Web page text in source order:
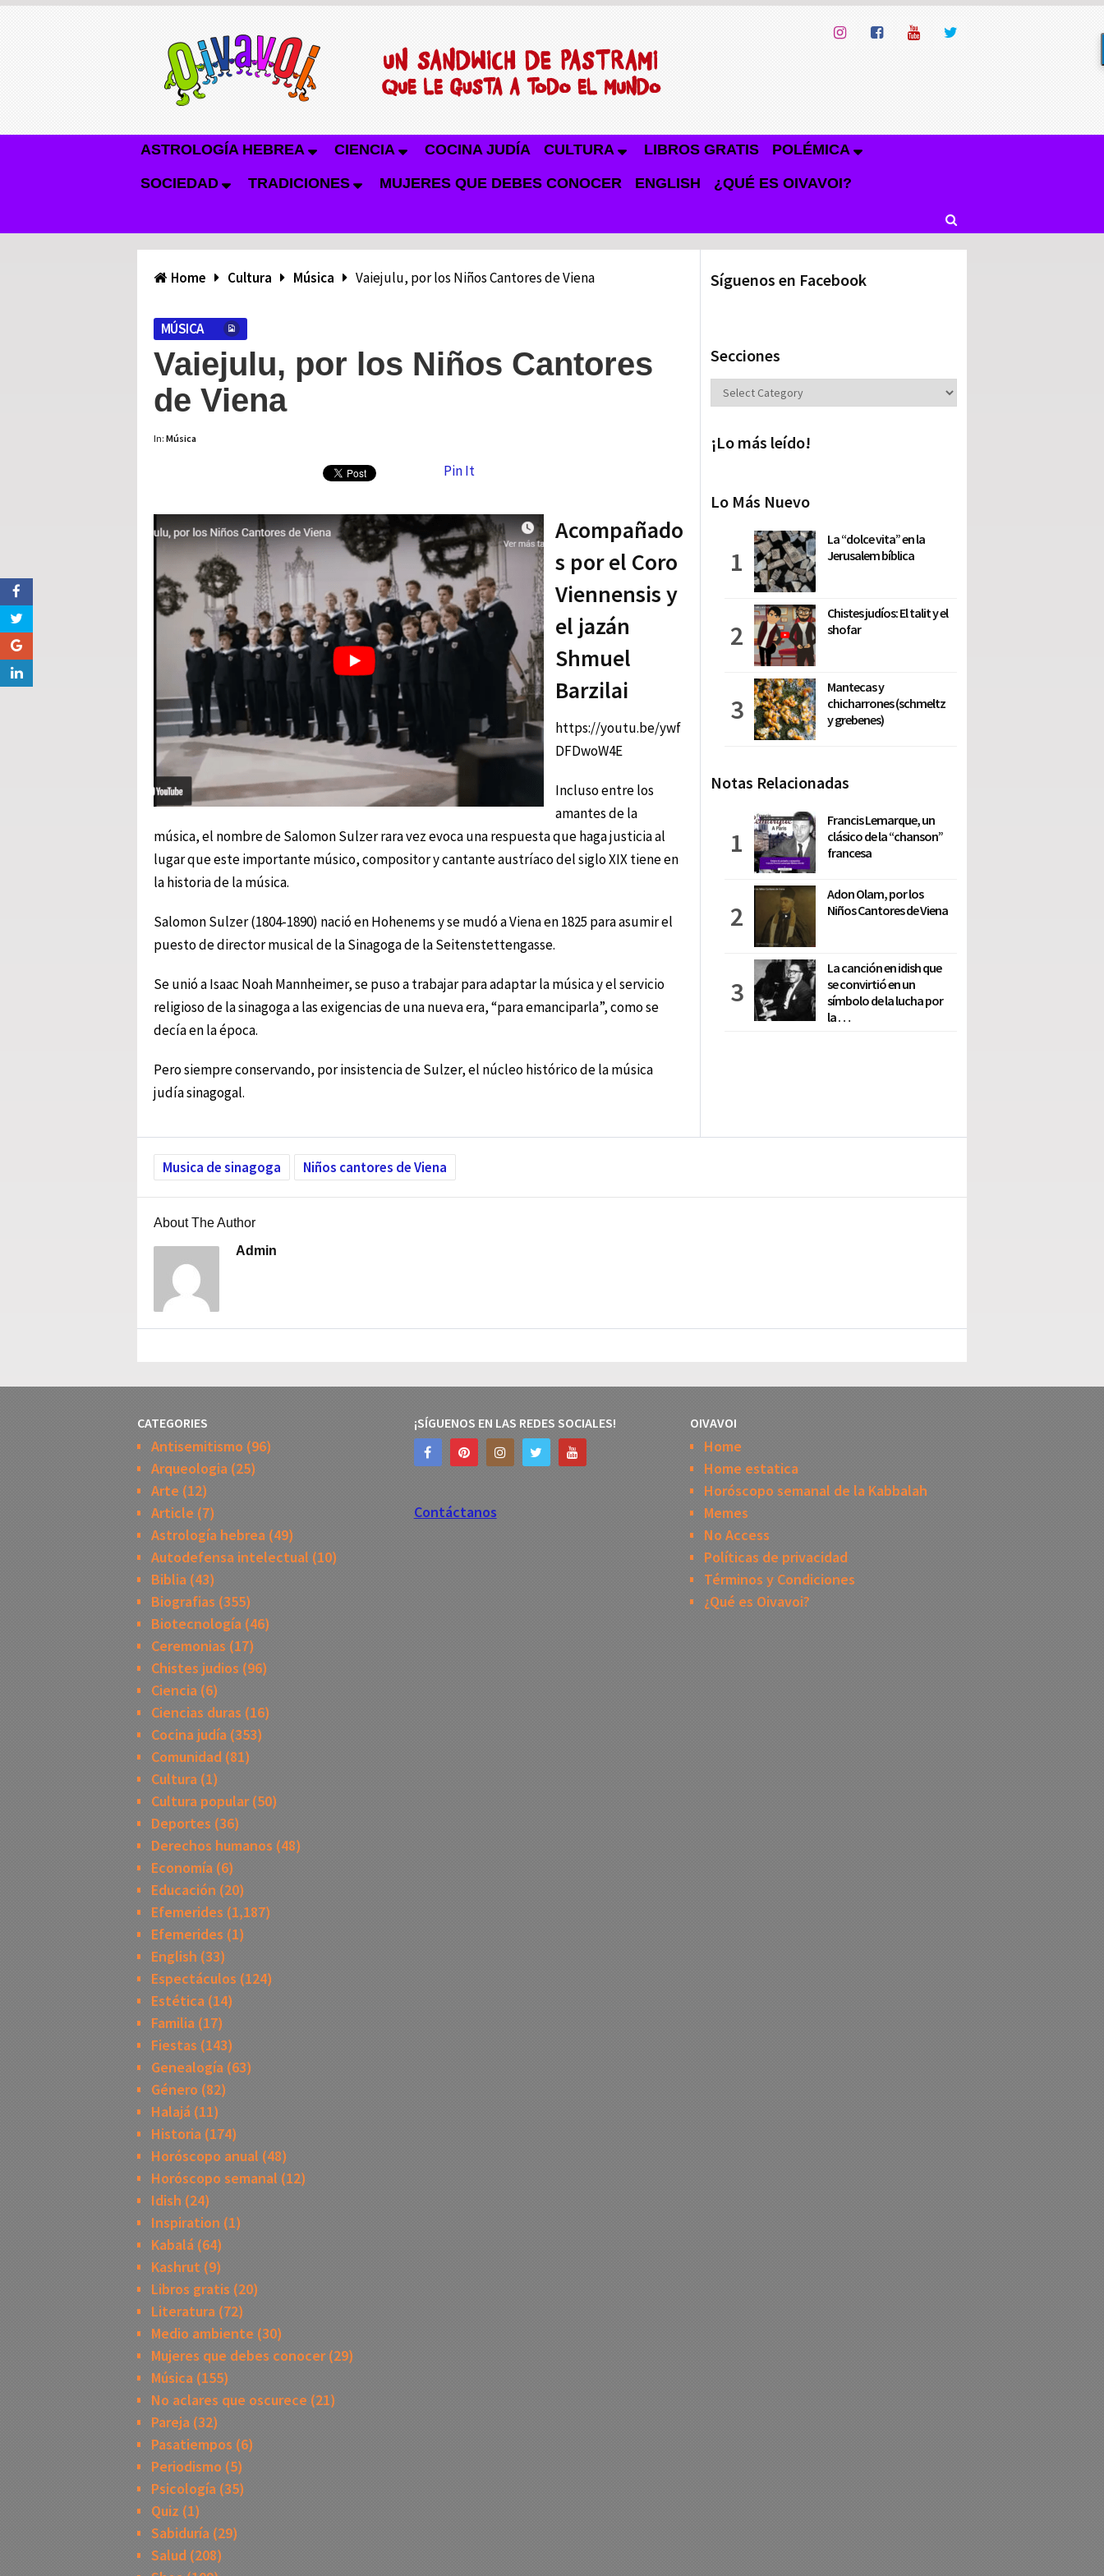
ASTROLOGÍA HEBREA CIENCIA COCINA JUDÍA CULTURA LIBROS GRATIS POLÉMICA
SOCIEDAD TRADICIONES MUJERES QUE DEBES CONOCER ENGLISH ¿QUÉ ES OIVAVOI?
Home Cultura Música Vaiejulu, por los Niños Cantores de Viena
MÚSICA
Vaiejulu, por los Niños Cantores
de Viena
In: Música
Pin It
Acompañado
s por el Coro
Viennensis y
el jazán
Shmuel
Barzilai
https://youtu.be/ywf
DFDwoW4E
Incluso entre los
amantes de la
música, el nombre de Salomon Sulzer rara vez evoca una respuesta que haga justicia al
lugar que este importante músico, compositor y cantante austríaco del siglo XIX tiene en
la historia de la música.
Salomon Sulzer (1804-1890) nació en Hohenems y se mudó a Viena en 1825 para asumir el
puesto de director musical de la Sinagoga de la Seitenstettengasse.
Se unió a Isaac Noah Mannheimer, se puso a trabajar para adaptar la música y el servicio
religioso de la sinagoga a las exigencias de una nueva era, “para emanciparla”, como se
decía en la época.
Pero siempre conservando, por insistencia de Sulzer, el núcleo histórico de la música
judía sinagogal.
Síguenos en Facebook
Secciones
Secciones
¡Lo más leído!
Lo Más Nuevo
La “dolce vita” en la
Jerusalem bíblica
Chistes judíos: El talit y el
shofar
Mantecas y
chicharrones (schmeltz
y grebenes)
Notas Relacionadas
Francis Lemarque, un
clásico de la “chanson”
francesa
Adon Olam, por los
Niños Cantores de Viena
La canción en idish que
se convirtió en un
símbolo de la lucha por
la …
Musica de sinagoga Niños cantores de Viena
About The Author
Admin
CATEGORIES
Antisemitismo (96)
Arqueologia (25)
Arte (12)
Article (7)
Astrología hebrea (49)
Autodefensa intelectual (10)
Biblia (43)
Biografias (355)
Biotecnología (46)
Ceremonias (17)
Chistes judios (96)
Ciencia (6)
Ciencias duras (16)
Cocina judía (353)
Comunidad (81)
Cultura (1)
Cultura popular(50)
Deportes (36)
Derechos humanos (48)
Economía (6)
Educación (20)
Efemerides (1,187)
Efemerides (1)
English (33)
Espectáculos (124)
Estética (14)
Familia (17)
Fiestas (143)
Genealogía (63)
Género (82)
Halajá (11)
Historia (174)
Horóscopo anual (48)
Horóscopo semanal (12)
Idish (24)
Inspiration (1)
Kabalá (64)
Kashrut (9)
Libros gratis (20)
Literatura (72)
Medio ambiente (30)
Mujeres que debes conocer(29)
Música (155)
No aclares que oscurece (21)
Pareja (32)
Pasatiempos (6)
Periodismo (5)
Psicología (35)
Quiz (1)
Sabiduría (29)
Salud (208)
¡SÍGUENOS EN LAS REDES SOCIALES!
Contáctanos
OIVAVOI
Home
Home estatica
Horóscopo semanal de la Kabbalah
Memes
No Access
Políticas de privacidad
Términos y Condiciones
¿Qué es Oivavoi?